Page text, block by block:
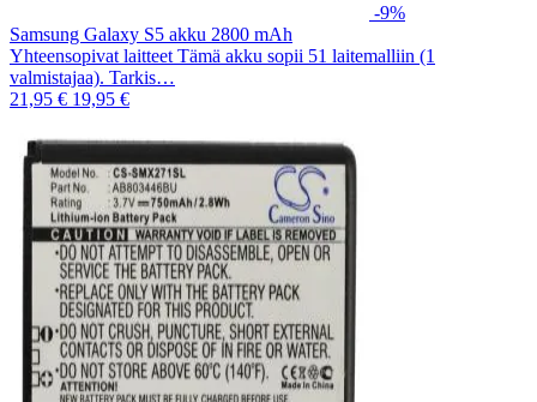
-9%
Samsung Galaxy S5 akku 2800 mAh
Yhteensopivat laitteet Tämä akku sopii 51 laitemalliin (1
valmistajaa). Tarkis…
21,95 € 19,95 €